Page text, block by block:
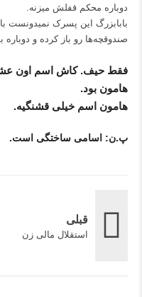
دوباره محکم قفلش میزنه.
بابابزرگ این پسرک نمیدونست
صندوقچه‌ها رو باز کرده و دوباره
فقط حیف. کاش اسم اون
هامون بود.
هامون اسم خیلی قشنگیه.
پ.ن: اسامی ساختگی است.
قبلی
استقلال مالی زن